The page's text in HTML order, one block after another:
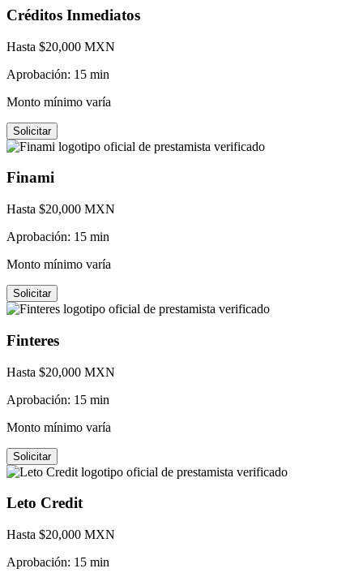
Créditos Inmediatos
Hasta $20,000 MXN
Aprobación: 15 min
Monto mínimo varía
Solicitar
Finami
Hasta $20,000 MXN
Aprobación: 15 min
Monto mínimo varía
Solicitar
Finteres
Hasta $20,000 MXN
Aprobación: 15 min
Monto mínimo varía
Solicitar
Leto Credit
Hasta $20,000 MXN
Aprobación: 15 min